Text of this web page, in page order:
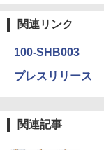
関連リンク
100-SHB003
プレスリリース
関連記事